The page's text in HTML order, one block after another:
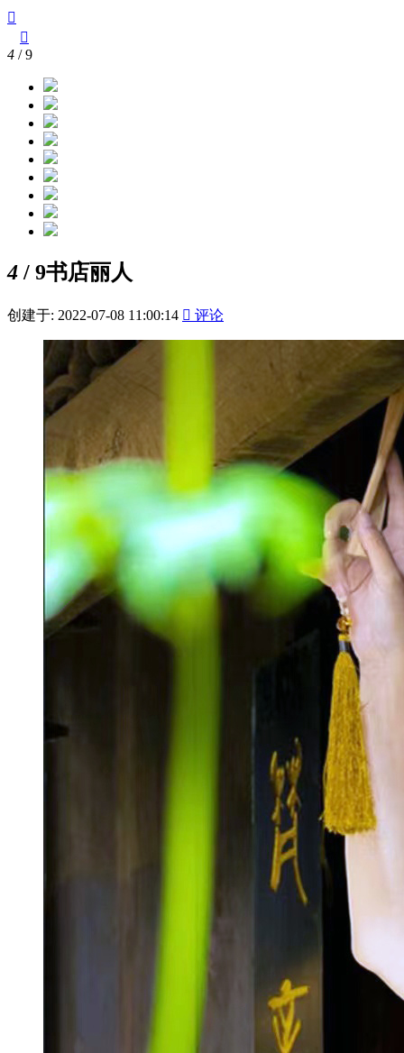


4 / 9
4 / 9书店丽人
创建于: 2022-07-08 11:00:14  评论